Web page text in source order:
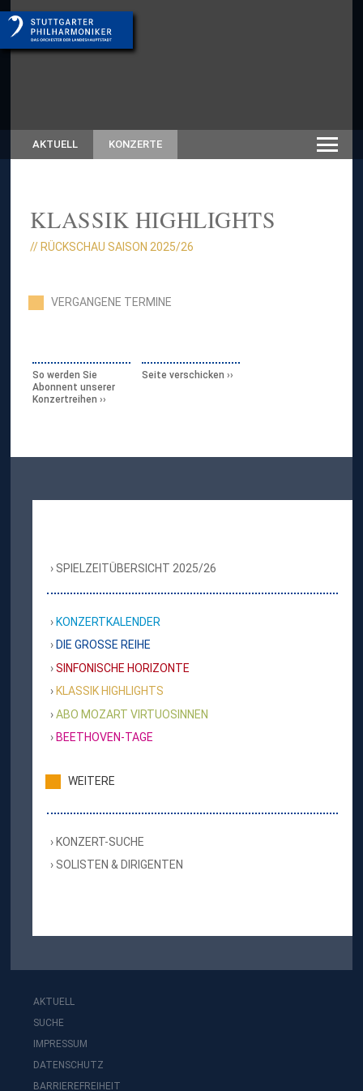
AKTUELL KONZERTE
KLASSIK HIGHLIGHTS
// RÜCKSCHAU SAISON 2025/26
VERGANGENE TERMINE
So werden Sie
Abonnent unserer
Konzertreihen
Seite verschicken
SPIELZEITÜBERSICHT 2025/26
KONZERTKALENDER
DIE GROSSE REIHE
SINFONISCHE HORIZONTE
KLASSIK HIGHLIGHTS
ABO MOZART VIRTUOSINNEN
BEETHOVEN-TAGE
WEITERE
KONZERT-SUCHE
SOLISTEN & DIRIGENTEN
AKTUELL
SUCHE
IMPRESSUM
DATENSCHUTZ
BARRIEREFREIHEIT